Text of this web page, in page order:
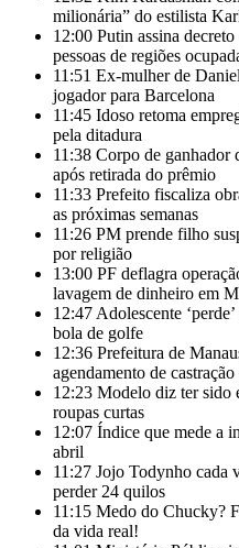
milionária” do estilista
12:00 Putin assina
pessoas de regiões
11:51 Ex-mulher de
jogador para Barcelona
11:45 Idoso retoma
pela ditadura
11:38 Corpo de ganhador
após retirada do prêmio
11:33 Prefeito fiscaliza
as próximas semanas
11:26 PM prende filho
por religião
13:00 PF deflagra
lavagem de dinheiro em
12:47 Adolescente
bola de golfe
12:36 Prefeitura de
agendamento de castração
12:23 Modelo diz ter sido
roupas curtas
12:07 Índice que mede a
abril
11:27 Jojo Todynho cada
perder 24 quilos
11:15 Medo do Chucky?
da vida real!